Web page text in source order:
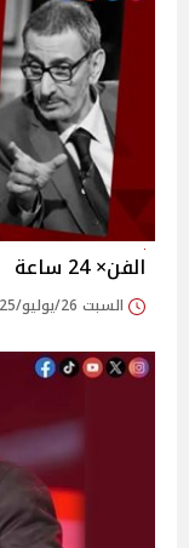
الفن× 24 ساعة
السبت 26/يوليو/2025 - 10:50 م